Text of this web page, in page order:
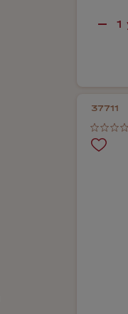
37711